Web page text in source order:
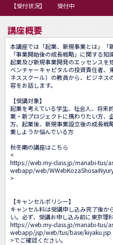
【受付状況】
受付中
講座概要
本講座では「起業、新規事業とは」「
「事業開始後の成長戦略」に関する知
起業及び新規事業開発のエッセンスを
ベンチャーキャピタルの投資責任者、
ネススクール）の教員から、ビジネス
容をお話します。
【受講対象】
起業を考えている学生、社会人、将来
業・新プロジェクトに携わりたい方、
方、起業後、新規事業設立後の成長戦
業しようか悩んでいる方
秋冬期の講座はこちら
<
https://web.my-class.jp/manabi-tus/
webapp/web/
>
【キャンセルポリシー】
キャンセル料は受講申し込み完了後か
い。必ず、受講お申し込み前に東京理
https://web.my-class.jp/manabi-tus/
webapp/jsp/web/tus/base/kiyaku.jsp
>でご確認ください。